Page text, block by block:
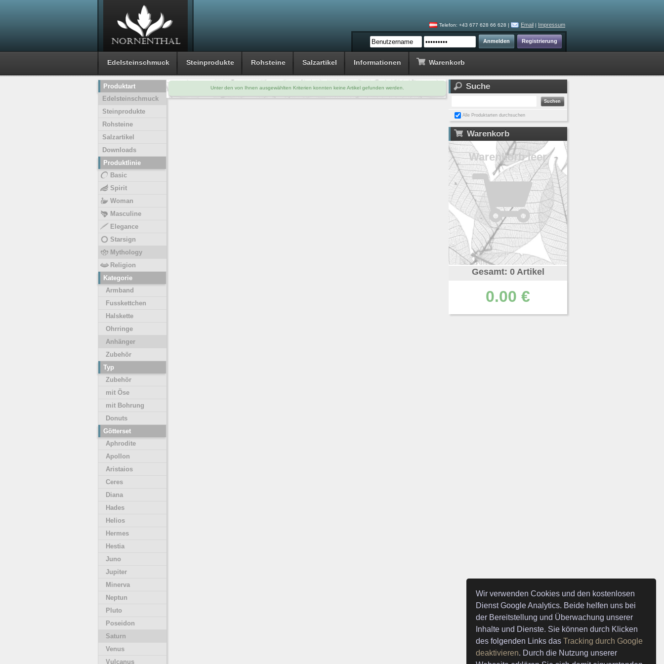
Wir verwenden Cookies und den kostenlosen
Dienst Google Analytics. Beide helfen uns bei
der Bereitstellung und Überwachung unserer
Inhalte und Dienste. Sie können durch Klicken
des folgenden Links dasTracking durch Google
deaktivieren. Durch die Nutzung unserer
Telefon: +43 677 628 66 628 | Email | Impressum
Edelsteinschmuck Steinprodukte Rohsteine Salzartikel Informationen Warenkorb
Unter den von Ihnen ausgewählten Kriterien konnten keine Artikel gefunden werden.
Produktart
Edelsteinschmuck
Steinprodukte
Rohsteine
Salzartikel
Downloads
Produktlinie
Basic
Spirit
Woman
Masculine
Elegance
Starsign
Mythology
Religion
Kategorie
Armband
Fusskettchen
Halskette
Ohrringe
Anhänger
Zubehör
Typ
Zubehör
mit Öse
mit Bohrung
Donuts
Götterset
Aphrodite
Apollon
Aristaios
Ceres
Diana
Hades
Helios
Hermes
Hestia
Juno
Jupiter
Minerva
Neptun
Pluto
Poseidon
Saturn
Venus
Vulcanus
Suche
Alle Produktarten durchsuchen
Warenkorb
Warenkorb leer
Gesamt: 0 Artikel
0.00 €